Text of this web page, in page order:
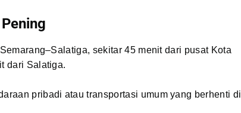
sekitar 45 menit dari pusat Kota
dari Salatiga.
pribadi atau transportasi umum yang berhenti di